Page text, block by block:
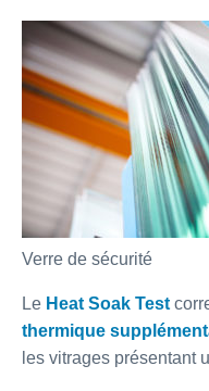
Verre de sécurité
Le Heat Soak Test
thermique
les vitrages présentant